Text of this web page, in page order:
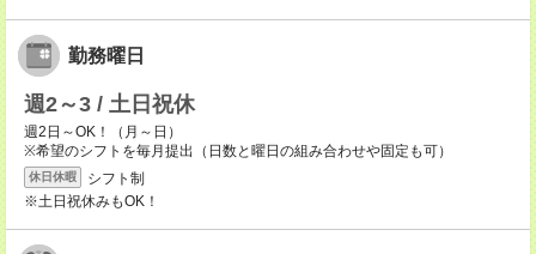
勤務曜日
週2～3 / 土日祝休
週2日～OK！（月～日）
※希望のシフトを毎月提出（日数と曜日の組み合わせや固定も可）
休日休暇
シフト制
※土日祝休みもOK！